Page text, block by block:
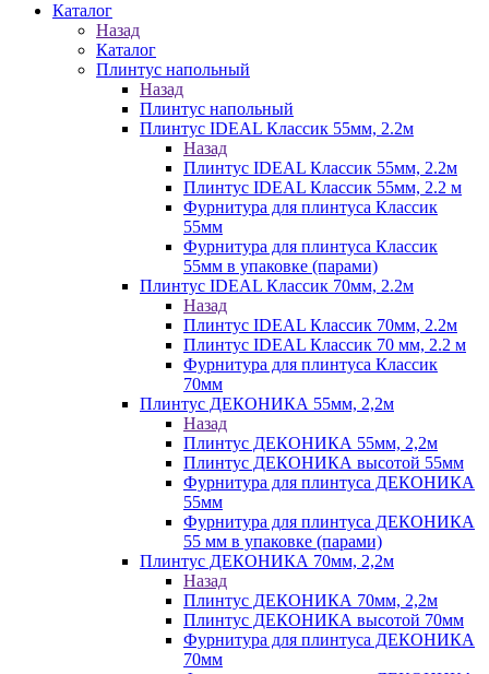
Каталог
Назад
Каталог
Плинтус напольный
Назад
Плинтус напольный
Плинтус IDEAL Классик 55мм, 2.2м
Назад
Плинтус IDEAL Классик 55мм, 2.2м
Плинтус IDEAL Классик 55мм, 2.2 м
Фурнитура для плинтуса Классик
55мм
Фурнитура для плинтуса Классик
55мм в упаковке (парами)
Плинтус IDEAL Классик 70мм, 2.2м
Назад
Плинтус IDEAL Классик 70мм, 2.2м
Плинтус IDEAL Классик 70 мм, 2.2 м
Фурнитура для плинтуса Классик
70мм
Плинтус ДЕКОНИКА 55мм, 2,2м
Назад
Плинтус ДЕКОНИКА 55мм, 2,2м
Плинтус ДЕКОНИКА высотой 55мм
Фурнитура для плинтуса ДЕКОНИКА
55мм
Фурнитура для плинтуса ДЕКОНИКА
55 мм в упаковке (парами)
Плинтус ДЕКОНИКА 70мм, 2,2м
Назад
Плинтус ДЕКОНИКА 70мм, 2,2м
Плинтус ДЕКОНИКА высотой 70мм
Фурнитура для плинтуса ДЕКОНИКА
70мм